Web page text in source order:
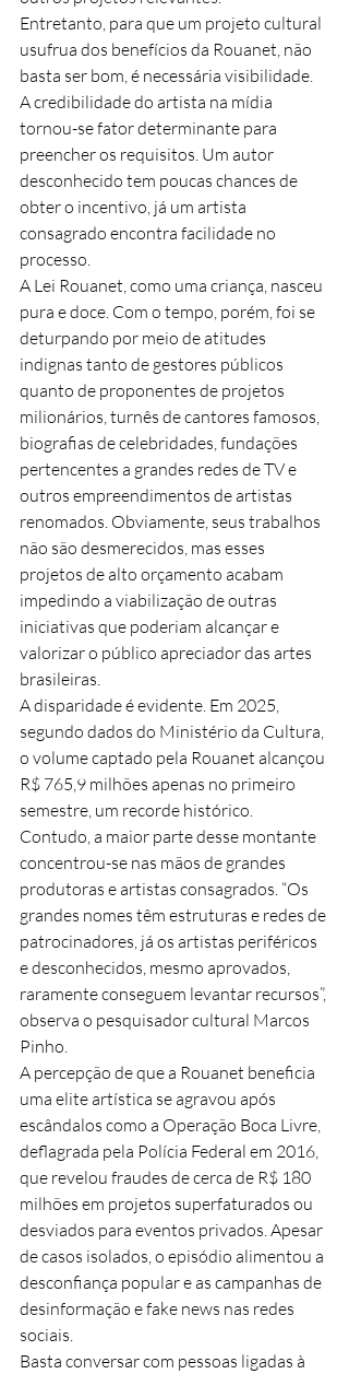
Entretanto, para que um projeto cultural
usufrua dos benefícios da Rouanet, não
basta ser bom, é necessária visibilidade.
A credibilidade do artista na mídia
tornou-se fator determinante para
preencher os requisitos. Um autor
desconhecido tem poucas chances de
obter o incentivo, já um artista
consagrado encontra facilidade no
processo.
A Lei Rouanet, como uma criança, nasceu
pura e doce. Com o tempo, porém, foi se
deturpando por meio de atitudes
indignas tanto de gestores públicos
quanto de proponentes de projetos
milionários, turnês de cantores famosos,
biografias de celebridades, fundações
pertencentes a grandes redes de TV e
outros empreendimentos de artistas
renomados. Obviamente, seus trabalhos
não são desmerecidos, mas esses
projetos de alto orçamento acabam
impedindo a viabilização de outras
iniciativas que poderiam alcançar e
valorizar o público apreciador das artes
brasileiras.
A disparidade é evidente. Em 2025,
segundo dados do Ministério da Cultura,
o volume captado pela Rouanet alcançou
R$ 765,9 milhões apenas no primeiro
semestre, um recorde histórico.
Contudo, a maior parte desse montante
concentrou-se nas mãos de grandes
produtoras e artistas consagrados. “Os
grandes nomes têm estruturas e redes de
patrocinadores, já os artistas periféricos
e desconhecidos, mesmo aprovados,
raramente conseguem levantar recursos”,
observa o pesquisador cultural Marcos
Pinho.
A percepção de que a Rouanet beneficia
uma elite artística se agravou após
escândalos como a Operação Boca Livre,
deflagrada pela Polícia Federal em 2016,
que revelou fraudes de cerca de R$ 180
milhões em projetos superfaturados ou
desviados para eventos privados. Apesar
de casos isolados, o episódio alimentou a
desconfiança popular e as campanhas de
desinformação e fake news nas redes
sociais.
Basta conversar com pessoas ligadas à